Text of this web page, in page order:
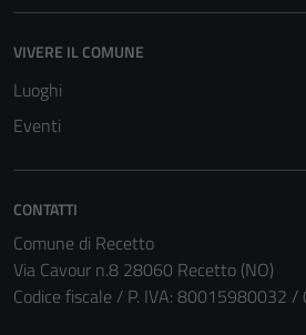
VIVERE IL COMUNE
Luoghi
Eventi
CONTATTI
Comune di Recetto
Via Cavour n.8 28060 Recetto (NO)
Codice fiscale / P. IVA: 80015980032